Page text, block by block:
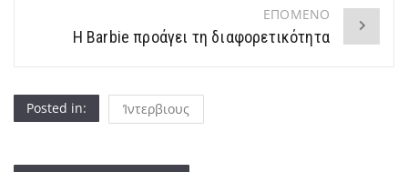
ΕΠΟΜΕΝΟ
H Barbie προάγει τη διαφορετικότητα
Posted in: Ίντερβιους